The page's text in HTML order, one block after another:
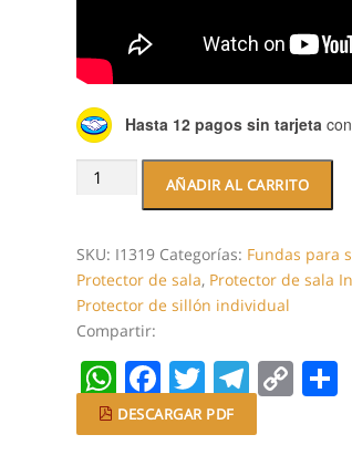
Hasta 12 pagos sin tarjeta
Protector
individual
|
Vino
Doble
Marron
|
Proteccion
AÑADIR AL CARRITO
SKU: I1319 Categorías: Fundas para
Protector de sala, Protector de sala
Protector de sillón individual
Compartir:
WhatsApp
Facebook
TwitterCopy
DESCARGAR PDF